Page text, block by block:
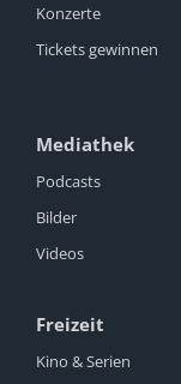
Konzerte
Tickets gewinnen
Mediathek
Podcasts
Bilder
Videos
Freizeit
Kino & Serien